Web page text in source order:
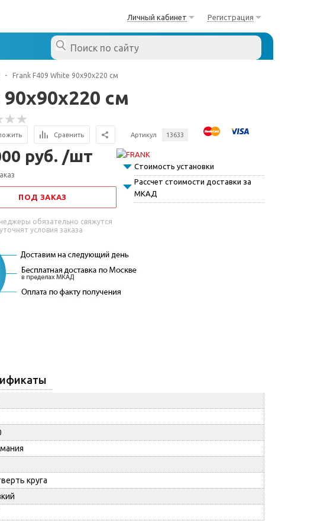
Личный кабинет Регистрация
- Frank F409 White 90х90х220 см
см
Сравнить Артикул 13633
руб. /шт
ПОД ЗАКАЗ
обязательно свяжутся
условия заказа
Стоимость установки
Рассчет стоимости доставки за
МКАД
круга